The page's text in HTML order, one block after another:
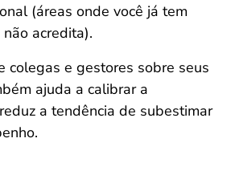
(áreas onde você já tem
acredita).
colegas e gestores sobre seus
ajuda a calibrar a
a tendência de subestimar